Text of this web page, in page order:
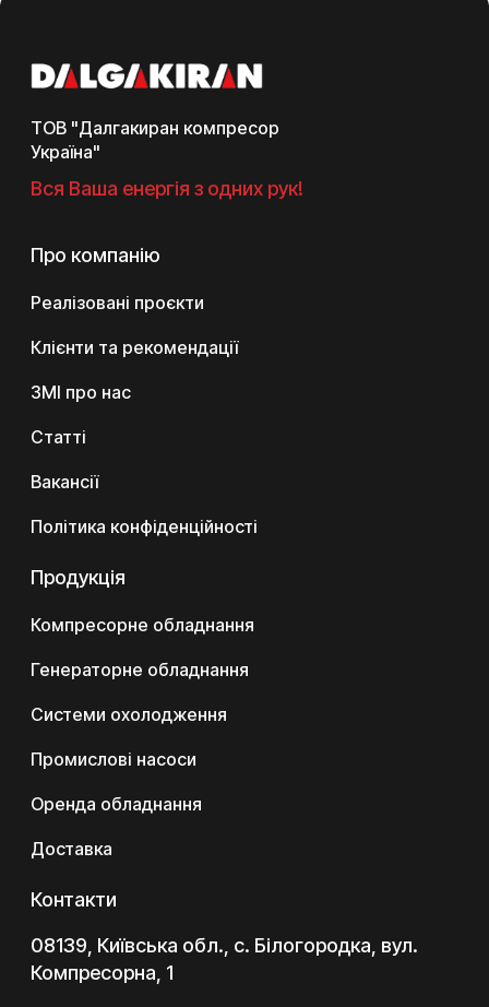
ТОВ "Далгакиран компресор
Україна"
Вся Ваша енергія з одних рук!
Про компанію
Реалізовані проєкти
Клієнти та рекомендації
ЗМІ про нас
Статті
Вакансії
Політика конфіденційності
Продукція
Компресорне обладнання
Генераторне обладнання
Системи охолодження
Промислові насоси
Оренда обладнання
Доставка
Контакти
08139, Київська обл., с. Білогородка, вул.
Компресорна, 1